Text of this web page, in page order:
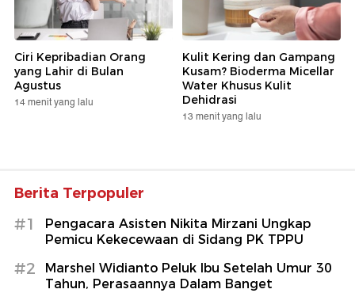
Ciri Kepribadian Orang
yang Lahir di Bulan
Agustus
14 menit yang lalu
Kulit Kering dan Gampang
Kusam? Bioderma Micellar
Water Khusus Kulit
Dehidrasi
13 menit yang lalu
Berita Terpopuler
#1
Pengacara Asisten Nikita Mirzani Ungkap
Pemicu Kekecewaan di Sidang PK TPPU
#2
Marshel Widianto Peluk Ibu Setelah Umur 30
Tahun, Perasaannya Dalam Banget